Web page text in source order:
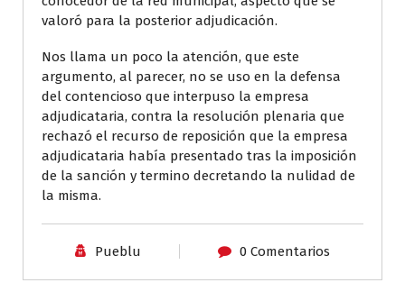
valoró para la posterior adjudicación.
Nos llama un poco la atención, que este
argumento, al parecer, no se uso en la defensa
del contencioso que interpuso la empresa
adjudicataria, contra la resolución plenaria que
rechazó el recurso de reposición que la empresa
adjudicataria había presentado tras la imposición
de la sanción y termino decretando la nulidad de
la misma.
Pueblu 0 Comentarios